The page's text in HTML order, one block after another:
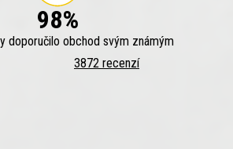
98%
doporučilo obchod svým známým
3872 recenzí